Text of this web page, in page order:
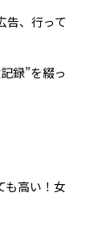
告、行って
録”を綴っ
も高い！女